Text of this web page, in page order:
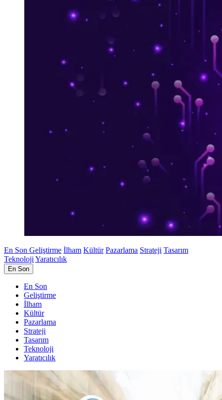
En Son Geliştirme İlham Kültür Pazarlama Strateji Tasarım
Teknoloji Yaratıcılık
En Son
En Son
Geliştirme
İlham
Kültür
Pazarlama
Strateji
Tasarım
Teknoloji
Yaratıcılık